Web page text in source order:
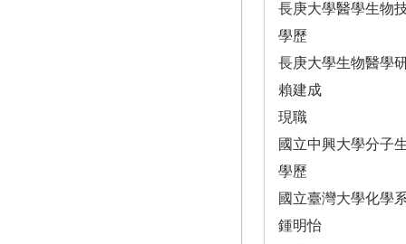
長庚大學醫學生物
學歷
長庚大學生物醫學
賴建成
現職
國立中興大學分子
學歷
國立臺灣大學化學
鍾明怡